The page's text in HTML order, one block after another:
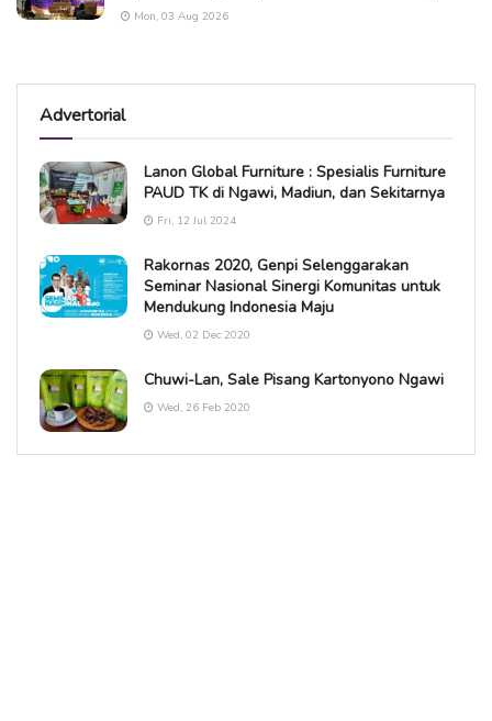
Mon, 03 Aug 2026
Advertorial
Lanon Global Furniture : Spesialis Furniture
PAUD TK di Ngawi, Madiun, dan Sekitarnya
Fri, 12 Jul 2024
Rakornas 2020, Genpi Selenggarakan
Seminar Nasional Sinergi Komunitas untuk
Mendukung Indonesia Maju
Wed, 02 Dec 2020
Chuwi-Lan, Sale Pisang Kartonyono Ngawi
Wed, 26 Feb 2020